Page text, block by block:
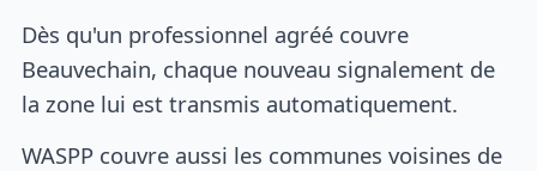
Dès qu'un professionnel agréé couvre
Beauvechain, chaque nouveau signalement de
la zone lui est transmis automatiquement.
WASPP couvre aussi les communes voisines de